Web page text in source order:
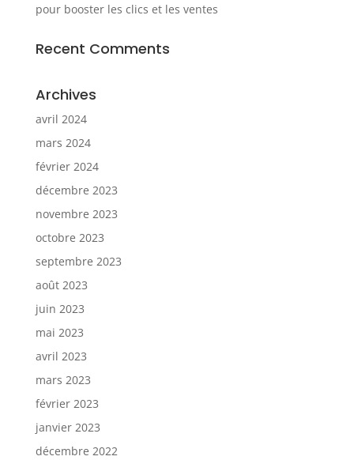
pour booster les clics et les ventes
Recent Comments
Archives
avril 2024
mars 2024
février 2024
décembre 2023
novembre 2023
octobre 2023
septembre 2023
août 2023
juin 2023
mai 2023
avril 2023
mars 2023
février 2023
janvier 2023
décembre 2022